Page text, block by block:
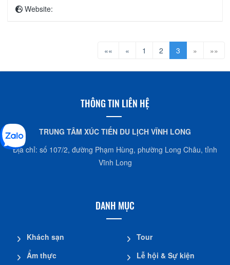
Website:
«« « 1 2 3 » »»
THÔNG TIN LIÊN HỆ
TRUNG TÂM XÚC TIẾN DU LỊCH VĨNH LONG
Địa chỉ: số 107/2, đường Phạm Hùng, phường Long Châu, tỉnh
Vĩnh Long
DANH MỤC
Khách sạn
Ẩm thực
Tour
Lễ hội & Sự kiện